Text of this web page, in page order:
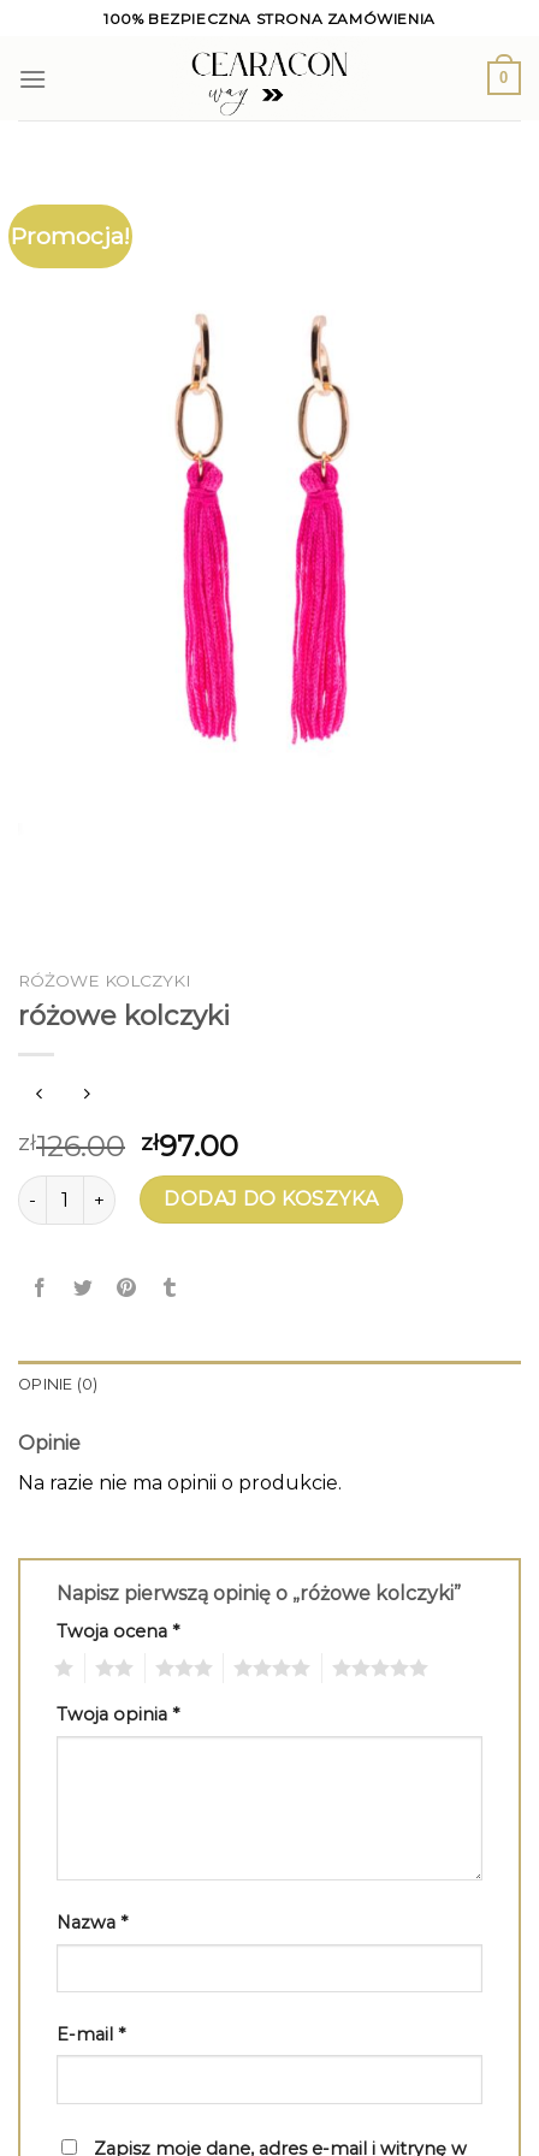
content
100% BEZPIECZNA STRONA ZAMÓWIENIA
0
Promocja!
RÓŻOWE KOLCZYKI
różowe kolczyki
zł126.00 zł97.00
ilość różowe kolczykiDODAJ DO KOSZYKA
OPINIE (0)
Opinie
Na razie nie ma opinii o produkcie.
Napisz pierwszą opinię o „różowe kolczyki”
Twoja ocena *
Twoja opinia *
Nazwa *
E-mail *
Zapisz moje dane, adres e-mail i witrynę w